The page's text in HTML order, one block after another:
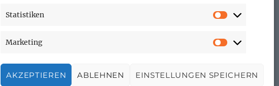
Statistiken
Marketing
AKZEPTIEREN ABLEHNEN EINSTELLUNGEN SPEICHERN